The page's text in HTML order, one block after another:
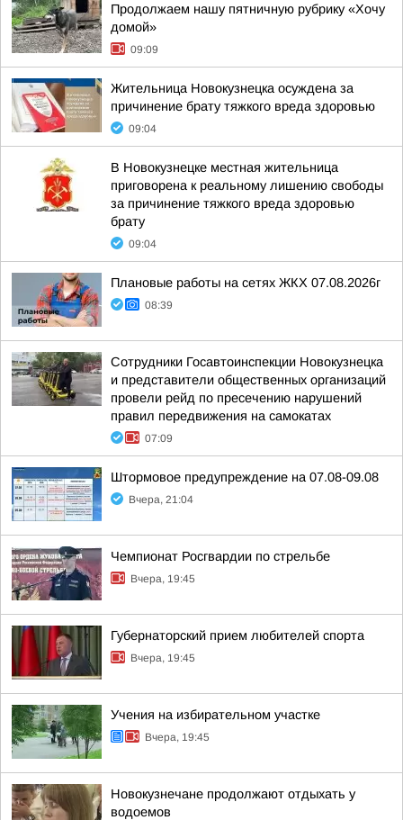
Продолжаем нашу пятничную рубрику «Хочу
домой»
09:09
Жительница Новокузнецка осуждена за
причинение брату тяжкого вреда здоровью
09:04
В Новокузнецке местная жительница
приговорена к реальному лишению свободы
за причинение тяжкого вреда здоровью
брату
09:04
Плановые работы на сетях ЖКХ 07.08.2026г
08:39
Сотрудники Госавтоинспекции Новокузнецка
и представители общественных организаций
провели рейд по пресечению нарушений
правил передвижения на самокатах
07:09
Штормовое предупреждение на 07.08-09.08
Вчера, 21:04
Чемпионат Росгвардии по стрельбе
Вчера, 19:45
Губернаторский прием любителей спорта
Вчера, 19:45
Учения на избирательном участке
Вчера, 19:45
Новокузнечане продолжают отдыхать у
водоемов